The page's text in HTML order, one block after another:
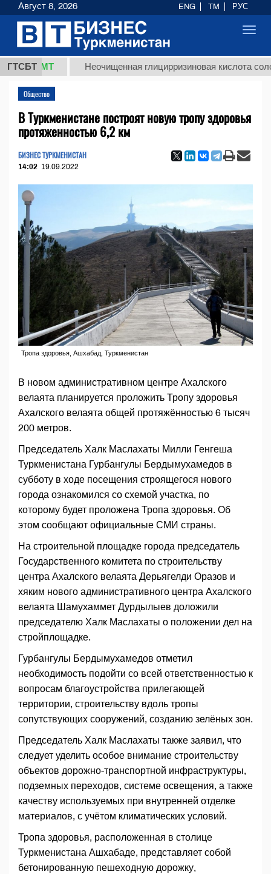
ГТСБТ
ТМТ Неочищенная глицирризиновая кислота
Общество
В Туркменистане построят новую тропу здоровья
протяженностью 6,2 км
БИЗНЕС ТУРКМЕНИСТАН
14:02 19.09.2022
Тропа здоровья, Ашхабад, Туркменистан
В новом административном центре Ахалского
велаята планируется проложить Тропу здоровья
Ахалского велаята общей протяжённостью 6 тысяч
200 метров.
Председатель Халк Маслахаты Милли Генгеша
Туркменистана Гурбангулы Бердымухамедов в
субботу в ходе посещения строящегося нового
города ознакомился со схемой участка, по
которому будет проложена Тропа здоровья. Об
этом сообщают официальные СМИ страны.
На строительной площадке города председатель
Государственного комитета по строительству
центра Ахалского велаята Дерьягелди Оразов и
хяким нового административного центра Ахалского
велаята Шамухаммет Дурдылыев доложили
председателю Халк Маслахаты о положении дел на
стройплощадке.
Гурбангулы Бердымухамедов отметил
необходимость подойти со всей ответственностью к
вопросам благоустройства прилегающей
территории, строительству вдоль тропы
сопутствующих сооружений, созданию зелёных зон.
Председатель Халк Маслахаты также заявил, что
следует уделить особое внимание строи­тельству
объектов дорожно-транспортной инфраструктуры,
подземных переходов, системе освещения, а также
качеству используемых при внутренней отделке
материалов, с учётом климатических условий.
Тропа здоровья, расположенная в столице
Туркменистана Ашхабаде, представляет собой
бетонированную пешеходную дорожку,
Август 8, 2026 ENG TM РУС